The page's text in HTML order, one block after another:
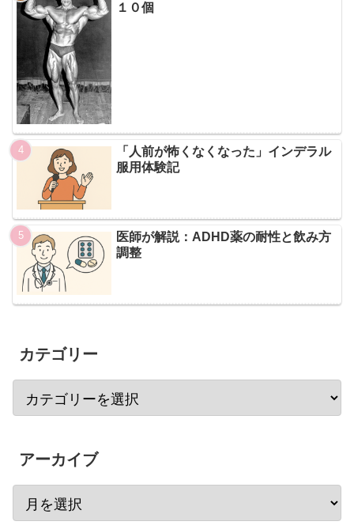
１０個
「人前が怖くなくなった」インデラル
服用体験記
医師が解説：ADHD薬の耐性と飲み方
調整
カテゴリー
アーカイブ